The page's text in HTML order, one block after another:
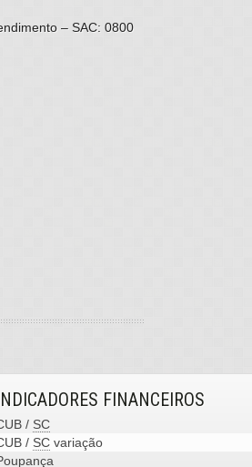
– SAC: 0800
FINANCEIROS
/ SC
/ SC variação